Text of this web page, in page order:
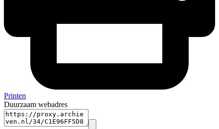
Printen
Duurzaam webadres